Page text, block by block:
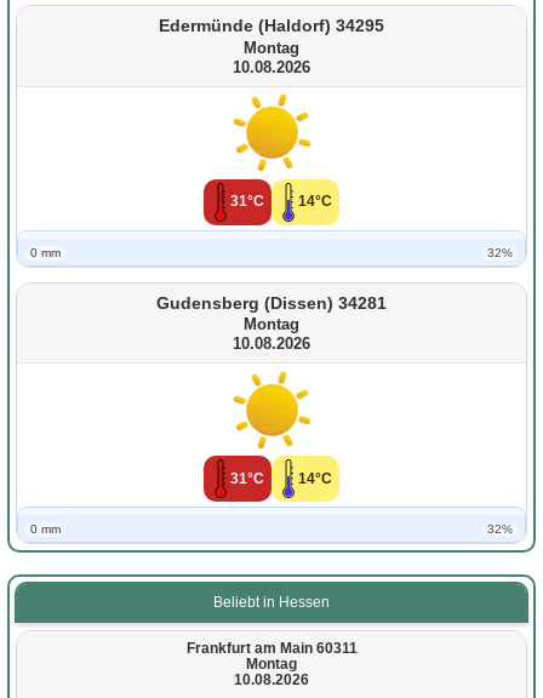
Edermünde (Haldorf) 34295
Montag
10.08.2026
31°C 14°C
0 mm 32%
Gudensberg (Dissen) 34281
Montag
10.08.2026
31°C 14°C
0 mm 32%
Beliebt in Hessen
Frankfurt am Main 60311
Montag
10.08.2026